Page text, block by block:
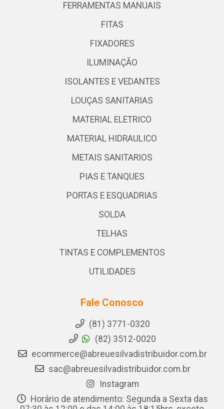
FERRAMENTAS MANUAIS
FITAS
FIXADORES
ILUMINAÇÃO
ISOLANTES E VEDANTES
LOUÇAS SANITARIAS
MATERIAL ELETRICO
MATERIAL HIDRAULICO
METAIS SANITARIOS
PIAS E TANQUES
PORTAS E ESQUADRIAS
SOLDA
TELHAS
TINTAS E COMPLEMENTOS
UTILIDADES
Fale Conosco
(81) 3771-0320
(82) 3512-0020
ecommerce@abreuesilvadistribuidor.com.br
sac@abreuesilvadistribuidor.com.br
Instagram
Horário de atendimento: Segunda a Sexta das